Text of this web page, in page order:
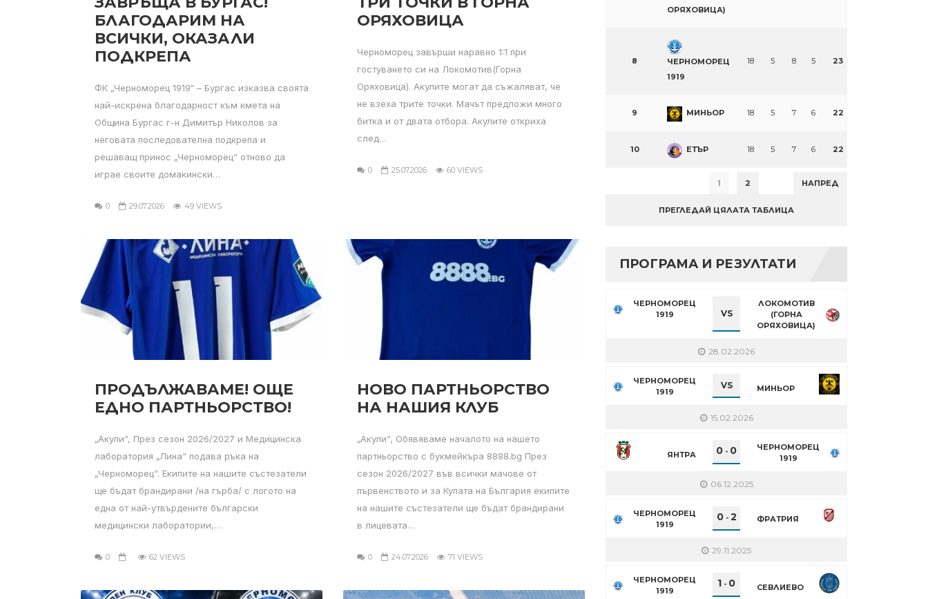
БЛАГОДАРИМ НА
ВСИЧКИ, ОКАЗАЛИ
ПОДКРЕПА
ФК „Черноморец 1919“ – Бургас изказва своята
най-искрена благодарност към кмета на
Община Бургас г-н Димитър Николов за
неговата последователна подкрепа и
решаващ принос „Черноморец“ отново да
играе своите домакински…
0 29.07.2026 49 VIEWS
ОРЯХОВИЦА
Черноморец завърши наравно 1:1 при
гостуването си на Локомотив(Горна
Оряховица). Акулите могат да съжаляват, че
не взеха трите точки. Мачът предложи много
битка и от двата отбора. Акулите откриха
след…
0 25.07.2026 60 VIEWS
ПРОДЪЛЖАВАМЕ! ОЩЕ
ЕДНО ПАРТНЬОРСТВО!
„Акули“, През сезон 2026/2027 и Медицинска
лаборатория „Лина“ подава ръка на
„Черноморец“. Екипите на нашите състезатели
ще бъдат брандирани /на гърба/ с логото на
една от най-утвърдените български
медицински лаборатории,…
0 62 VIEWS
НОВО ПАРТНЬОРСТВО
НА НАШИЯ КЛУБ
„Акули“, Обявяваме началото на нашето
партньорство с букмейкъра 8888.bg През
сезон 2026/2027 във всички мачове от
първенството и за Купата на България екипите
на нашите състезатели ще бъдат брандирани
в лицевата…
0 24.07.2026 71 VIEWS
ОРЯХОВИЦА)
8
ЧЕРНОМОРЕЦ
1919
18 5 8 5 23
9 МИНЬОР 18 5 7 6 22
10 ЕТЪР 18 5 7 6 22
1 2 НАПРЕД
ПРЕГЛЕДАЙ ЦЯЛАТА ТАБЛИЦА
ПРОГРАМА И РЕЗУЛТАТИ
ЧЕРНОМОРЕЦ
1919
VS
ЛОКОМОТИВ
(ГОРНА
ОРЯХОВИЦА)
28.02.2026
ЧЕРНОМОРЕЦ
1919
VS МИНЬОР
15.02.2026
ЯНТРА 0 - 0
ЧЕРНОМОРЕЦ
1919
06.12.2025
ЧЕРНОМОРЕЦ
1919
0- 2 ФРАТРИЯ
29.11.2025
ЧЕРНОМОРЕЦ
1919
1 - 0 СЕВЛИЕВО